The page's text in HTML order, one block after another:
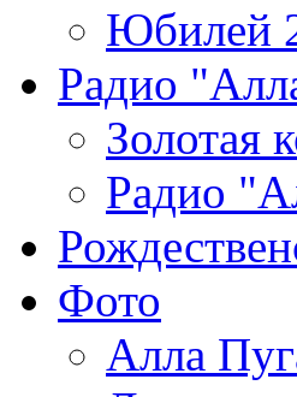
Юбилей
Радио
Золотая
Радио
Фото
Алла